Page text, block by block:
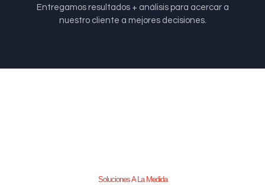
Entregamos resultados + análisis para acercar a
nuestro cliente a mejores decisiones.
Soluciones A La Medida